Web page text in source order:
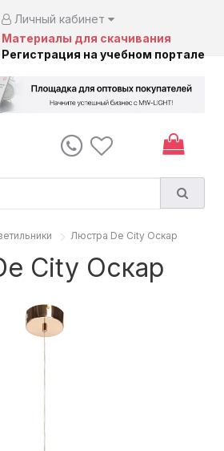
Личный кабинет
Материалы для скачивания
Регистрация на учебном портале
Люстра De City Оскар
City Оскар